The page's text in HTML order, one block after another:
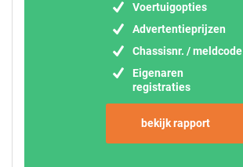
Voertuigopties
Advertentieprijzen
Chassisnr. / meldcode
Eigenaren
registraties
bekijk rapport